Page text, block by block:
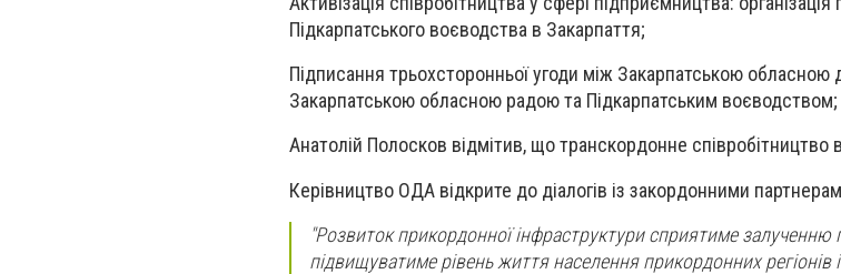
Підкарпатського воєводства в Закарпаття;
Підписання трьохсторонньої угоди між Закарпатською обласною
Закарпатською обласною радою та Підкарпатським воєводством;
Анатолій Полосков відмітив, що транскордонне
Керівництво ОДА відкрите до діалогів із закордонними
"Розвиток прикордонної інфраструктури сприятиме залученню
підвищуватиме рівень життя населення прикордонних регіонів